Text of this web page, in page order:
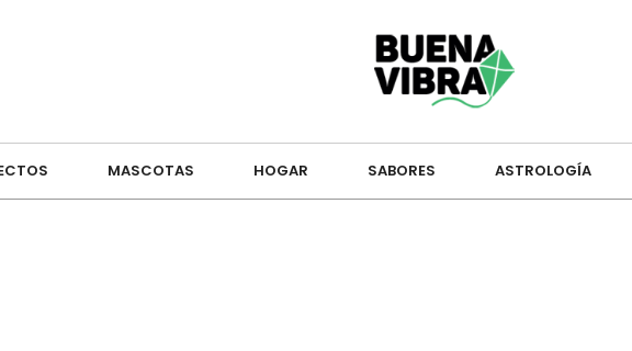
MASCOTAS HOGAR SABORES ASTROLOGÍA